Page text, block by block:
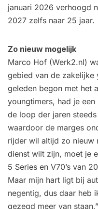
januari 2026 verhoogd
2027 zelfs naar 25 jaar.
Zo nieuw mogelijk
Marco Hof (Werk2.nl)
gebied van de zakelijke
geleden begon met het
youngtimers, had je
de loop der jaren
waardoor de marges
rijder wil altijd zo nieuw
dienst wilt zijn, moet je
5 Series en V70’s van
Maar mijn hart ligt bij
negentig, dus daar heb
gezegd meer van